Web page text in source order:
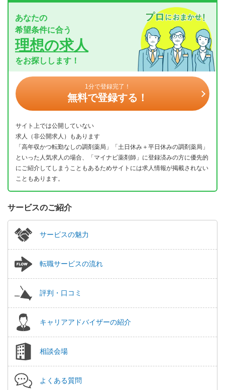
あなたの
希望条件に合う
理想の求人
をお探しします！
1分で登録完了！
無料で登録する！
サイト上では公開していない
求人（非公開求人）もあります
「高年収かつ転勤なしの調剤薬局」「土日休み＋平日休みの調剤薬局」
といった人気求人の場合、「マイナビ薬剤師」に登録済みの方に優先的
にご紹介してしまうこともあるためサイトには求人情報が掲載されない
こともあります。
サービスのご紹介
サービスの魅力
転職サービスの流れ
評判・口コミ
キャリアアドバイザーの紹介
相談会場
よくある質問